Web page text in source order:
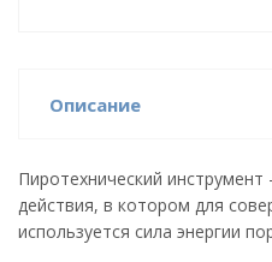
Описание
Пиротехнический инструмент
действия, в котором для
используется сила энергии